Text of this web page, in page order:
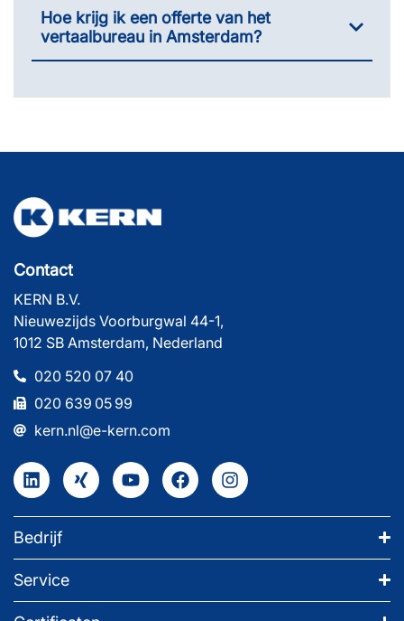
Hoe krijg ik een offerte van het
vertaalbureau in Amsterdam?
Contact
KERN B.V.
Nieuwezijds Voorburgwal 44-1,
1012 SB Amsterdam, Nederland
020 520 07 40
020 639 05 99
kern.nl@e-kern.com
Bedrijf
Service